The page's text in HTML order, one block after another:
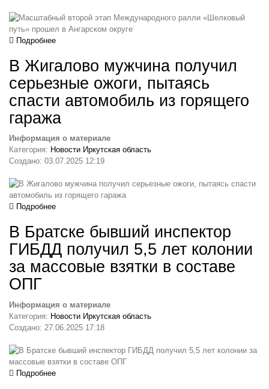
Подробнее
В Жигалово мужчина получил
серьезные ожоги, пытаясь
спасти автомобиль из горящего
гаража
Информация о материале
Категория: Новости Иркутская область
Создано: 03.07.2025 12:19
Подробнее
В Братске бывший инспектор
ГИБДД получил 5,5 лет колонии
за массовые взятки в составе
ОПГ
Информация о материале
Категория: Новости Иркутская область
Создано: 27.06.2025 17:18
Подробнее